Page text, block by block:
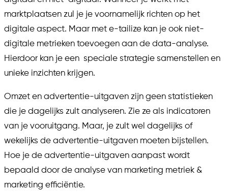
marktplaatsen zul je je voornamelijk richten op het
digitale aspect. Maar met e-tailize kan je ook niet-
digitale metrieken toevoegen aan de data-analyse.
Hierdoor kan je een speciale strategie samenstellen en
unieke inzichten krijgen.
Omzet en advertentie-uitgaven zijn geen statistieken
die je dagelijks zult analyseren. Zie ze als indicatoren
van je vooruitgang. Maar, je zult wel dagelijks of
wekelijks de advertentie-uitgaven moeten bijstellen.
Hoe je de advertentie-uitgaven aanpast wordt
bepaald door de analyse van marketing metriek &
marketing efficiëntie.